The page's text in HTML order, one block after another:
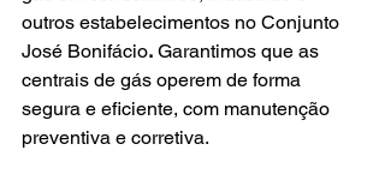
outros estabelecimentos no Conjunto
José Bonifácio. Garantimos que as
centrais de gás operem de forma
segura e eficiente, com manutenção
preventiva e corretiva.